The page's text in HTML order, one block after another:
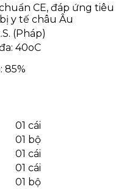
CE, đáp ứng tiêu
y tế châu Âu
(Pháp)
40oC
85%
01 cái
01 bộ
01 cái
01 cái
01 bộ